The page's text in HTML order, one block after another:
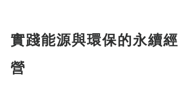
實踐能源與環保的永續經
營